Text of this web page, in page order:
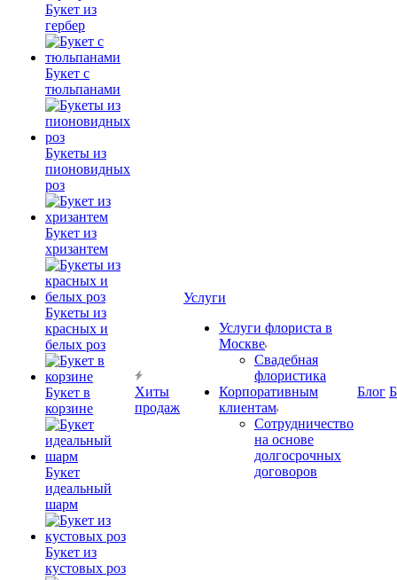
Букет из
гербер
Букет с
тюльпанами
Букеты из
пионовидных
роз
Букет из
хризантем
Букеты из
красных и
белых роз
Букет в
корзине
Букет
идеальный
шарм
Букет из
кустовых роз
Хиты
продаж
Услуги
Услуги флориста в
Москве
Свадебная
флористика
Корпоративным
клиентам
Сотрудничество
на основе
долгосрочных
договоров
Блог